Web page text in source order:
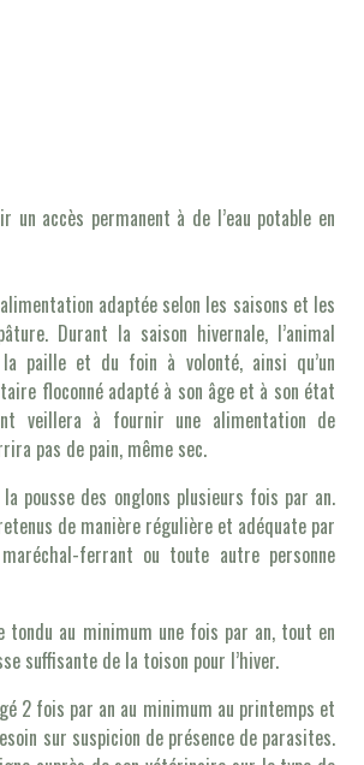
un accès permanent à de l’eau potable en
adaptée selon les saisons et les
Durant la saison hivernale, l’animal
paille et du foin à volonté, ainsi qu’un
floconné adapté à son âge et à son état
veillera à fournir une alimentation de
pas de pain, même sec.
la pousse des onglons plusieurs fois par an.
de manière régulière et adéquate par
ferrant ou toute autre personne
tondu au minimum une fois par an, tout en
suffisante de la toison pour l’hiver.
2 fois par an au minimum au printemps et
sur suspicion de présence de parasites.